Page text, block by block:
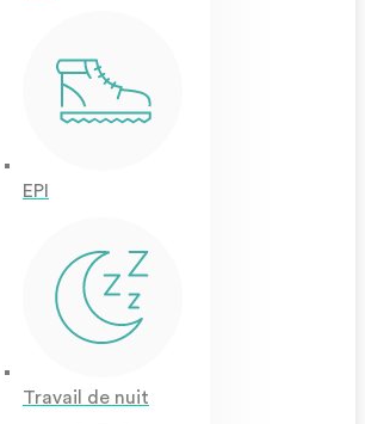
EPI
Travail de nuit